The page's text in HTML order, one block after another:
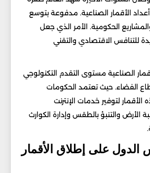
الأقمار الصناعية. مدفوعة بتوسع
الحكومية. الأمر الذي جعل
للتنافس الاقتصادي والتقني
الصناعية مستوى التقدم التكنولوجي
الفضاء. حيث تعتمد الحكومات
لتوفير خدمات الإنترنت
الأرض والتنبؤ بالطقس وإدارة الكوارث
الدول على إطلاق الأقمار